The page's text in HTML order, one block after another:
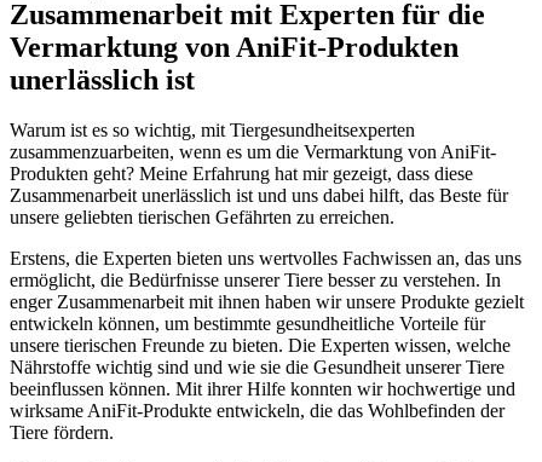
Zusammenarbeit mit Experten für die
Vermarktung von AniFit-Produkten
unerlässlich ist
Warum ist es so wichtig, ‌mit Tiergesundheitsexperten
zusammenzuarbeiten, wenn es um die Vermarktung von AniFit-
Produkten geht? Meine Erfahrung hat mir gezeigt, dass diese
Zusammenarbeit unerlässlich ist und uns dabei hilft, das Beste für
unsere geliebten ‌tierischen Gefährten zu erreichen.
Erstens, die Experten ⁢bieten uns ⁢wertvolles‌ Fachwissen⁤ an, das​ uns
ermöglicht, die Bedürfnisse unserer Tiere besser⁤ zu ⁤verstehen. In
enger Zusammenarbeit ‍mit ihnen haben wir unsere Produkte gezielt
entwickeln ​können, um bestimmte gesundheitliche Vorteile für
⁤unsere tierischen Freunde zu bieten.⁣ Die Experten wissen,‍ welche
Nährstoffe wichtig sind und wie sie die Gesundheit unserer⁢ Tiere ​
beeinflussen können. Mit​ ihrer⁤ Hilfe konnten wir⁤ hochwertige und
wirksame AniFit-Produkte ⁤entwickeln, die das ⁣Wohlbefinden der
⁢Tiere fördern.